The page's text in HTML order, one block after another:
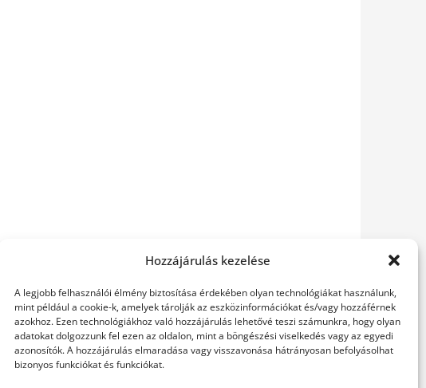
Hozzájárulás kezelése
A legjobb felhasználói élmény biztosítása érdekében olyan technológiákat használunk,
mint például a cookie-k, amelyek tárolják az eszközinformációkat és/vagy hozzáférnek
azokhoz. Ezen technológiákhoz való hozzájárulás lehetővé teszi számunkra, hogy olyan
adatokat dolgozzunk fel ezen az oldalon, mint a böngészési viselkedés vagy az egyedi
azonosítók. A hozzájárulás elmaradása vagy visszavonása hátrányosan befolyásolhat
bizonyos funkciókat és funkciókat.